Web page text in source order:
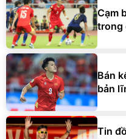
Cạm
trong
Bán
bản
Tin